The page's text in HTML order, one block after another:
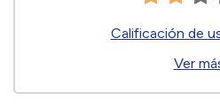
Calificación de
Ver